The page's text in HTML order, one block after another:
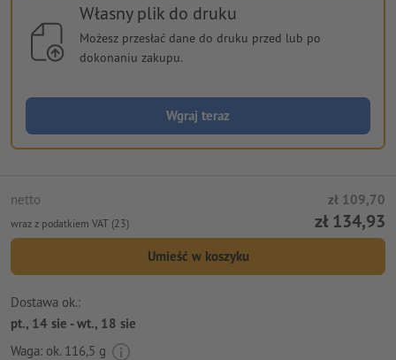
Własny plik do druku
Możesz przesłać dane do druku przed lub po
dokonaniu zakupu.
Wgraj teraz
netto zł 109,70
wraz z podatkiem VAT (23) zł 134,93
Umieść w koszyku
Dostawa ok.:
pt., 14 sie - wt., 18 sie
Waga: ok. 116,5 g